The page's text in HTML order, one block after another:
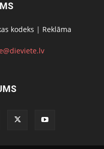
kodeks | Reklāma